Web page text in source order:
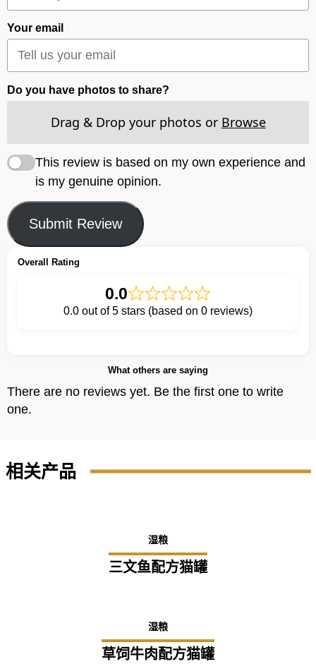
Your email
Do you have photos to share?
Drag & Drop your photos or Browse
This review is based on my own experience and
is my genuine opinion.
Submit Review
Overall Rating
0.0
0.0 out of 5 stars (based on 0 reviews)
What others are saying
There are no reviews yet. Be the first one to write
one.
相关产品
湿粮
三文鱼配方猫罐
湿粮
草饲牛肉配方猫罐